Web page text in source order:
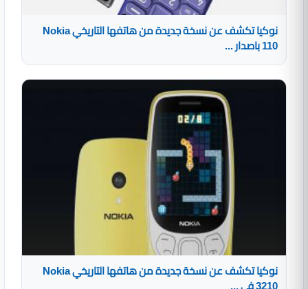
نوكيا تكشف عن نسخة جديدة من هاتفها التاريخي Nokia
110 باصدار ...
نوكيا تكشف عن نسخة جديدة من هاتفها التاريخي Nokia